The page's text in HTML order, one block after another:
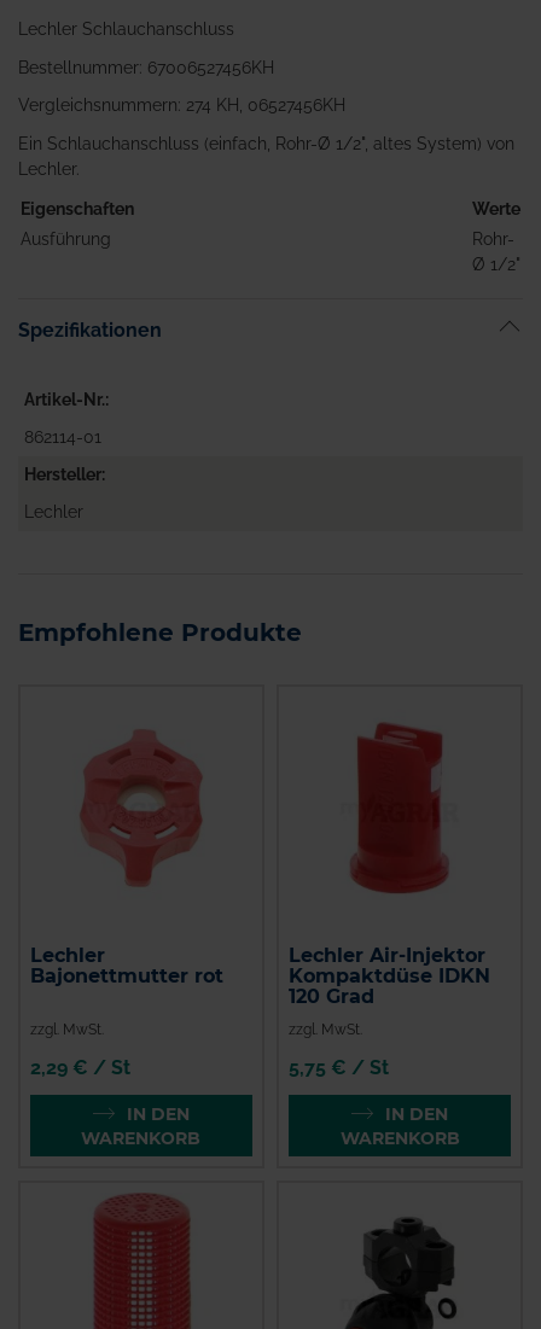
Lechler Schlauchanschluss
Bestellnummer: 67006527456KH
Vergleichsnummern: 274 KH, 06527456KH
Ein Schlauchanschluss (einfach, Rohr-Ø 1/2", altes System) von
Lechler.
Eigenschaften
Werte
Ausführung
Rohr-
Ø 1/2"
Spezifikationen
Artikel-Nr.
862114-01
Hersteller
Lechler
Empfohlene Produkte
Lechler
Bajonettmutter rot
zzgl. MwSt.
2,29 € / St
IN DEN
WARENKORB
Lechler Air-Injektor
Kompaktdüse IDKN
120 Grad
zzgl. MwSt.
5,75 € / St
IN DEN
WARENKORB